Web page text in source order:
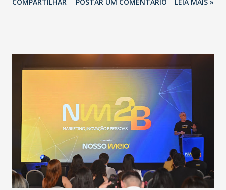
adotadas pelo Governo do Estado na contenção da
população suspeita e de cuidados com os ambientes
públicos e domiciliares. “Nós não estamos vivendo uma
epidemia comum, como temos em todos os anos, com
aumento de casos de dengue, influenza ou H1N1. Trata-se
de uma epidemia com um vírus diferente, com um poder de
contaminação maior que outros coronavírus”, apontou o
secretário. Segundo ele, é uma epidemia com chance de
contaminação alta, podendo gerar um grande risco à
população e ao sistema de saúde. “Precisamos saber fazer a